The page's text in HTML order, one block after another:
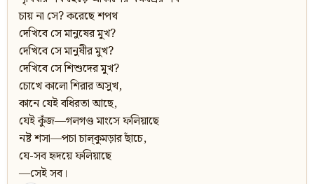
চায় না সে? করেছে শপথ
দেখিবে সে মানুষের মুখ?
দেখিবে সে মানুষীর মুখ?
দেখিবে সে শিশুদের মুখ?
চোখে কালো শিরার অসুখ,
কানে যেই বধিরতা আছে,
যেই কুঁজ—গলগণ্ড মাংসে ফলিয়াছে
নষ্ট শসা—পচা চাল্‌কুমড়ার ছাঁচে,
যে-সব হৃদয়ে ফলিয়াছে
—সেই সব।